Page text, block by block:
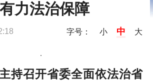
力法治保障
字号： 小 中 大
持召开省委全面依法治省